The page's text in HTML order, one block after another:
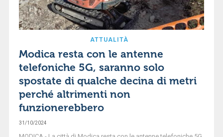
ATTUALITÀ
Modica resta con le antenne
telefoniche 5G, saranno solo
spostate di qualche decina di metri
perché altrimenti non
funzionerebbero
31/10/2024